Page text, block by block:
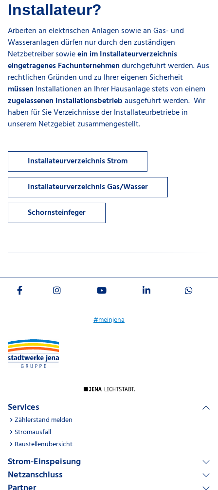
Installateur?
Arbeiten an elektrischen Anlagen sowie an Gas- und
Wasseranlagen dürfen nur durch den zuständigen
Netzbetreiber sowieein im Installateurverzeichnis
eingetragenes Fachunternehmendurchgeführt werden. Aus
rechtlichen Gründen und zu Ihrer eigenen Sicherheit
müssen Installationen an Ihrer Hausanlage stets von einem
zugelassenen Installationsbetriebausgeführt werden. Wir
haben für Sie Verzeichnisse der Installateurbetriebe in
unserem Netzgebiet zusammengestellt.
Installateurverzeichnis Strom
Installateurverzeichnis Gas/Wasser
Schornsteinfeger
#meinjena
Services
Zählerstand melden
Stromausfall
Baustellenübersicht
Strom-Einspeisung
Netzanschluss